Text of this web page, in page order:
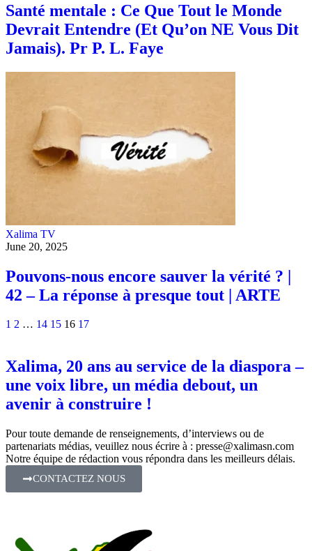
Santé mentale : Ce Que Tout le Monde
Devrait Entendre (Et Qu’on NE Vous Dit
Jamais). Pr P. L. Faye
Xalima TV
June 20, 2025
Pouvons-nous encore sauver la vérité ? |
42 – La réponse à presque tout | ARTE
1 2 … 14 15 16 17
Xalima, 20 ans au service de la diaspora –
une voix libre, un média debout, un
avenir à construire !
Pour toute demande de renseignements, d’interviews ou de
partenariats médias, veuillez nous écrire à : presse@xalimasn.com
Notre équipe de rédaction vous répondra dans les meilleurs délais.
CONTACTEZ NOUS